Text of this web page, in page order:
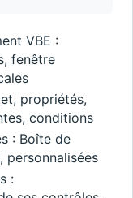
VBE :
fenêtre
propriétés,
conditions
: Boîte de
personnalisées
: